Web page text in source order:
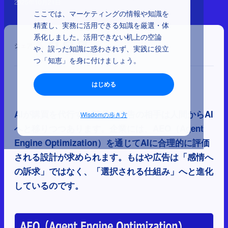
ここでは、マーケティングの情報や知識を
精査し、実務に活用できる知識を厳選・体
系化しました。活用できない机上の空論
や、誤った知識に惑わされず、実践に役立
つ「知恵」を身に付けましょう。
はじめる
Wisdomの歩き方
2025年10月21日
シェア
AIが購買を代行する時代、広告の相手は人間からAI
へと移りつつあります。企業には、AEO（Agent
Engine Optimization）を通じてAIに合理的に評価
される設計が求められます。もはや広告は「感情へ
の訴求」ではなく、「選択される仕組み」へと進化
しているのです。